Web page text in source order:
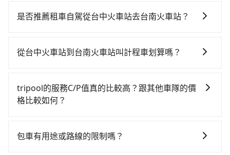
適、較貴、費時！從最早06:25一直到23:07，台中-台南
400元、車程約32分鐘。抵達高鐵站後，步行進站、現
票價650元，再用5分鐘出站、等待車站前排班的計程
車，搭上小黃後約花24分鐘、車費300元後，抵達台南
830元。不過，台中市少部分小黃司機不按表收費，看乘
是否推薦租車自駕從台中火車站去台南火車站？
時不需要閉目養神（因為要自己開車），最重要的是你
$115~205承租小轎車，每公里再額外加收$3.2，從台中
火車站到台南火車站的花費預估為$2,150~2,700（金額
預估進去，但額外的汽車保險與可能的罰單都需自付。
從台中火車站到台南火車站叫計程車划算嗎？
灣大車隊、Uber、Line Taxi、Yoxi等，如果在路邊攔不
到車，也可考慮打電話至台中火車站附近的計程車隊，
但如改預約tripool可省高達$2,100。但如果要考慮到回
tripool的服務C/P值真的比較高？跟其他車隊的價
格比較如何？
市場上稍具規模且合法經營的業者，有以短程與城市為
包車有用途或路線的限制嗎？